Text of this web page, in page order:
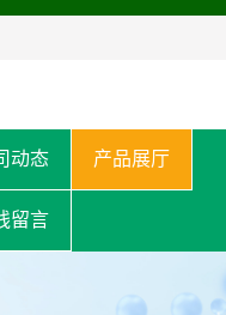
动态 产品展厅
留言